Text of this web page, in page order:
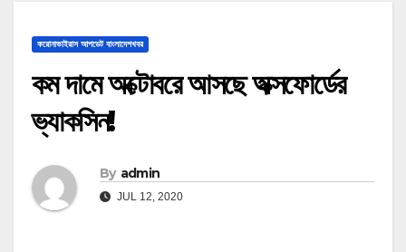
করোনাভাইরাস আপডেট বাংলাদেশখবর
কম দামে অক্টোবরে আসছে অক্সফোর্ডের
ভ্যাকসিন!
By admin
JUL 12, 2020